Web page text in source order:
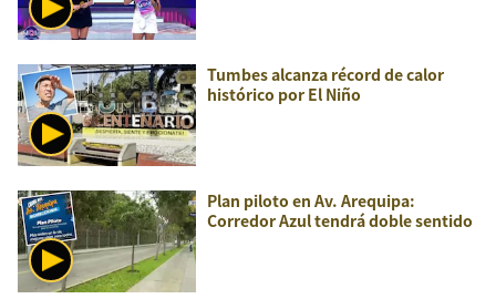
Tumbes alcanza récord de calor
histórico por El Niño
Plan piloto en Av. Arequipa:
Corredor Azul tendrá doble sentido